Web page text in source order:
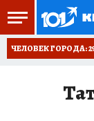
ЧЕЛОВЕК ГОРОДА: